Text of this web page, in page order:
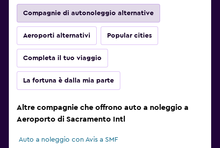
Compagnie di autonoleggio alternative
Aeroporti alternativi Popular cities
Completa il tuo viaggio
La fortuna è dalla mia parte
Altre compagnie che offrono auto a noleggio a
Aeroporto di Sacramento Intl
Auto a noleggio con Avis a SMF